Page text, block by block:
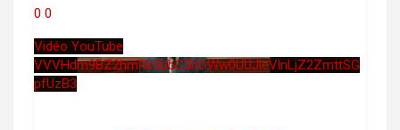
0 0
Vidéo YouTube
VVVHdm9BZ2hmRk5UbG5hOWw0UUJleVlnLjZ2ZmttSG
pfUzB3